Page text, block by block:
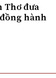
Thơ đưa
hành